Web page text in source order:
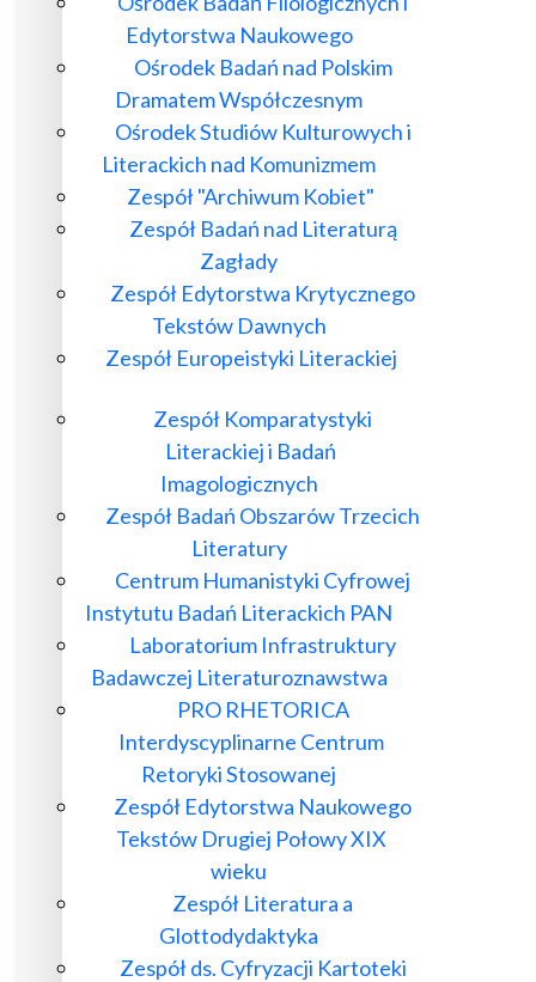
Edytorstwa Naukowego
Ośrodek Badań nad Polskim
Dramatem Współczesnym
Ośrodek Studiów Kulturowych i
Literackich nad Komunizmem
Zespół "Archiwum Kobiet"
Zespół Badań nad Literaturą
Zagłady
Zespół Edytorstwa Krytycznego
Tekstów Dawnych
Zespół Europeistyki Literackiej
Zespół Komparatystyki
Literackiej i Badań
Imagologicznych
Zespół Badań Obszarów Trzecich
Literatury
Centrum Humanistyki Cyfrowej
Instytutu Badań Literackich PAN
Laboratorium Infrastruktury
Badawczej Literaturoznawstwa
PRO RHETORICA
Interdyscyplinarne Centrum
Retoryki Stosowanej
Zespół Edytorstwa Naukowego
Tekstów Drugiej Połowy XIX
wieku
Zespół Literatura a
Glottodydaktyka
Zespół ds. Cyfryzacji Kartoteki